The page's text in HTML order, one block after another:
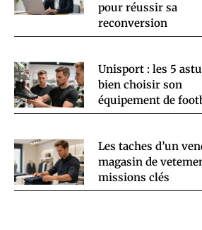
pour réussir sa
reconversion
Unisport : les 5
bien choisir son
équipement de
Les taches d’un
magasin de
missions clés